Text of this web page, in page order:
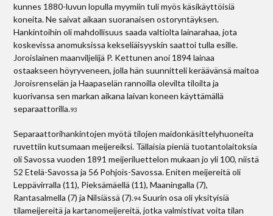
kunnes 1880-luvun lopulla myymiin tuli myös käsikäyttöisiä
koneita. Ne saivat aikaan suoranaisen ostoryntäyksen.
Hankintoihin oli mahdollisuus saada valtiolta lainarahaa, jota
koskevissa anomuksissa kekseliäisyyskin saattoi tulla esille.
Joroislainen maanviljelijä P. Kettunen anoi 1894 lainaa
ostaakseen höyryveneen, jolla hän suunnitteli keräävänsä maitoa
Joroisrenselän ja Haapaselän rannoilla olevilta tiloilta ja
kuorivansa sen markan aikana laivan koneen käyttämällä
separaattorilla.93
Separaattorihankintojen myötä tilojen maidonkäsittelyhuoneita
ruvettiin kutsumaan meijereiksi. Tällaisia pieniä tuotantolaitoksia
oli Savossa vuoden 1891 meijeriluettelon mukaan jo yli 100, niistä
52 Etelä-Savossa ja 56 Pohjois-Savossa. Eniten meijereitä oli
Leppävirralla (11), Pieksämäellä (11), Maaningalla (7),
Rantasalmella (7) ja Nilsiässä (7).94 Suurin osa oli yksityisiä
tilameijereitä ja kartanomeijereitä, jotka valmistivat voita tilan